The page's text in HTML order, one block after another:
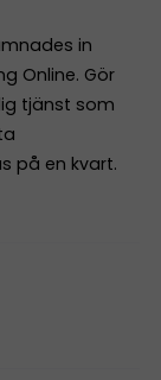
in
Online. Gör
tjänst som
på en kvart.